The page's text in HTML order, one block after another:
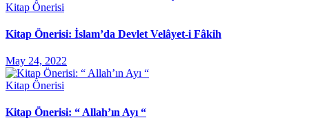
Kitap Önerisi
Kitap Önerisi: İslam’da Devlet Velâyet-i Fâkih
May 24, 2022
Kitap Önerisi
Kitap Önerisi: “ Allah’ın Ayı “